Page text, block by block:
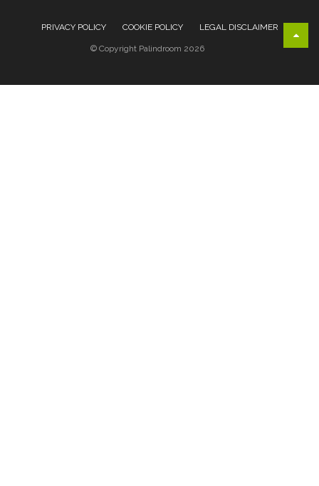
PRIVACY POLICY COOKIE POLICY LEGAL DISCLAIMER
© Copyright Palindroom 2026